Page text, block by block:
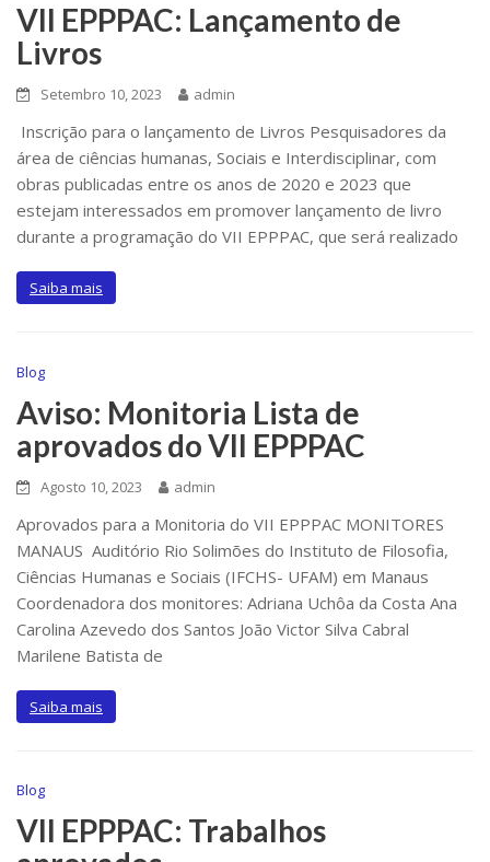
VII EPPPAC: Lançamento de
Livros
Setembro 10, 2023 admin
Inscrição para o lançamento de Livros Pesquisadores da
área de ciências humanas, Sociais e Interdisciplinar, com
obras publicadas entre os anos de 2020 e 2023 que
estejam interessados em promover lançamento de livro
durante a programação do VII EPPPAC, que será realizado
Saiba mais
Blog
Aviso: Monitoria Lista de
aprovados do VII EPPPAC
Agosto 10, 2023 admin
Aprovados para a Monitoria do VII EPPPAC MONITORES
MANAUS Auditório Rio Solimões do Instituto de Filosofia,
Ciências Humanas e Sociais (IFCHS- UFAM) em Manaus
Coordenadora dos monitores: Adriana Uchôa da Costa Ana
Carolina Azevedo dos Santos João Victor Silva Cabral
Marilene Batista de
Saiba mais
Blog
VII EPPPAC: Trabalhos